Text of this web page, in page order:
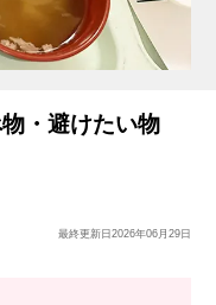
・避けたい物
最終更新日 2026年06月29日